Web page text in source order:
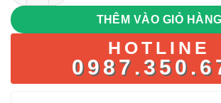
200,000₫.là:
130,000₫.
THÊM VÀO GIỎ HÀNG
HOTLINE